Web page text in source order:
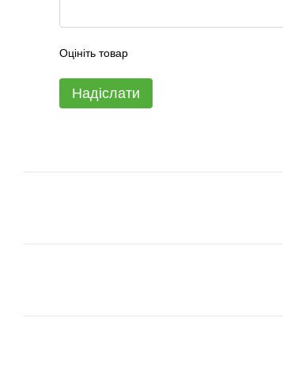
Оцініть товар
Надіслати